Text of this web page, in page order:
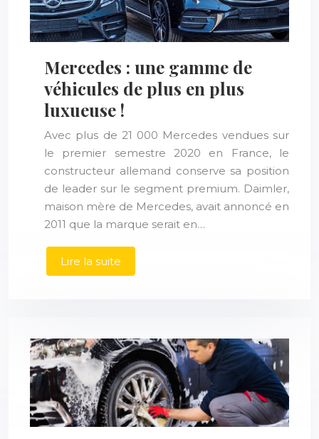
Mercedes : une gamme de
véhicules de plus en plus
luxueuse !
Avec plus de 21 000 Mercedes vendues sur
le premier semestre 2020 en France, le
constructeur allemand conserve sa position
de leader sur le segment premium. Daimler,
maison mère de Mercedes, avait annoncé en
2011 que la marque serait en…
Lire la suite